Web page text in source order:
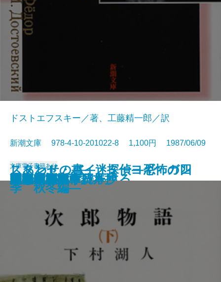
風の盆恋歌
友達・棒になった男
しあわせの書―迷探偵ヨギ ガン
ジーの心霊術―
姥ときめき
映画を見ると得をする
明暗
次郎物語〔上〕
次郎物語〔中〕
罪と罰〔上〕
罪と罰〔下〕
ドストエフスキー／著、工藤精一郎／訳
新潮文庫 978-4-10-201022-8 1,100円 1987/06/09
文庫電子書籍あり
次郎物語〔下〕
光抱く友よ
荻窪風土記
風の王国
自家製 文章読本
勇者は語らず
スタンド・バイ・ミー―恐怖の四
季 秋冬編―
広き迷路
村上朝日堂
刺客 用心棒日月抄